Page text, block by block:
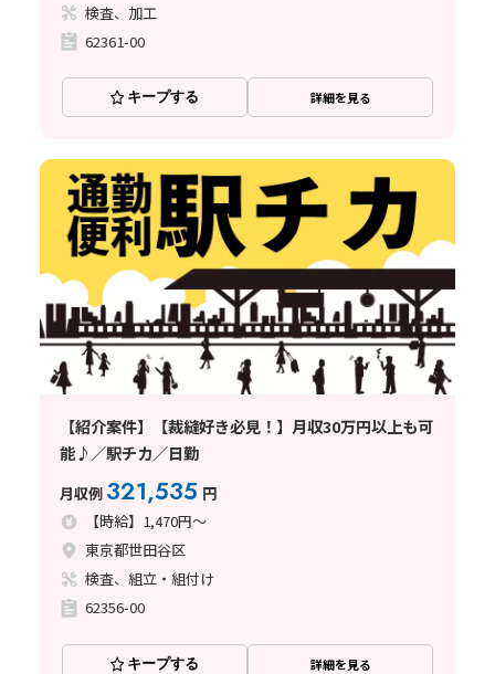
検査、加工
62361-00
キープする 詳細を見る
【紹介案件】【裁縫好き必見！】月収30万円以上も可
能♪／駅チカ／日勤
月収例 321,535 円
【時給】1,470円～
東京都世田谷区
検査、組立・組付け
62356-00
キープする 詳細を見る